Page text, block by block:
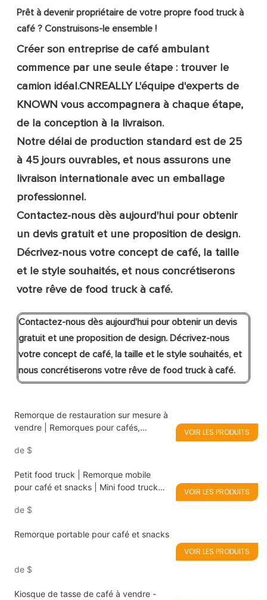
Prêt à devenir propriétaire de votre propre food truck à
café ? Construisons-le ensemble !
Créer son entreprise de café ambulant
commence par une seule étape : trouver le
camion idéal.CNREALLY L'équipe d'experts de
KNOWN vous accompagnera à chaque étape,
de la conception à la livraison.
Notre délai de production standard est de 25
à 45 jours ouvrables, et nous assurons une
livraison internationale avec un emballage
professionnel.
Contactez-nous dès aujourd'hui pour obtenir
un devis gratuit et une proposition de design.
Décrivez-nous votre concept de café, la taille
et le style souhaités, et nous concrétiserons
votre rêve de food truck à café.
Contactez-nous dès aujourd'hui pour obtenir un devis
gratuit et une proposition de design. Décrivez-nous
votre concept de café, la taille et le style souhaités, et
nous concrétiserons votre rêve de food truck à café.
Remorque de restauration sur mesure à
vendre | Remorques pour cafés,
de $
VOIR LES PRODUITS
Petit food truck | Remorque mobile
pour café et snacks | Mini food truck
de $
VOIR LES PRODUITS
Remorque portable pour café et snacks
de $
VOIR LES PRODUITS
Kiosque de tasse de café à vendre -